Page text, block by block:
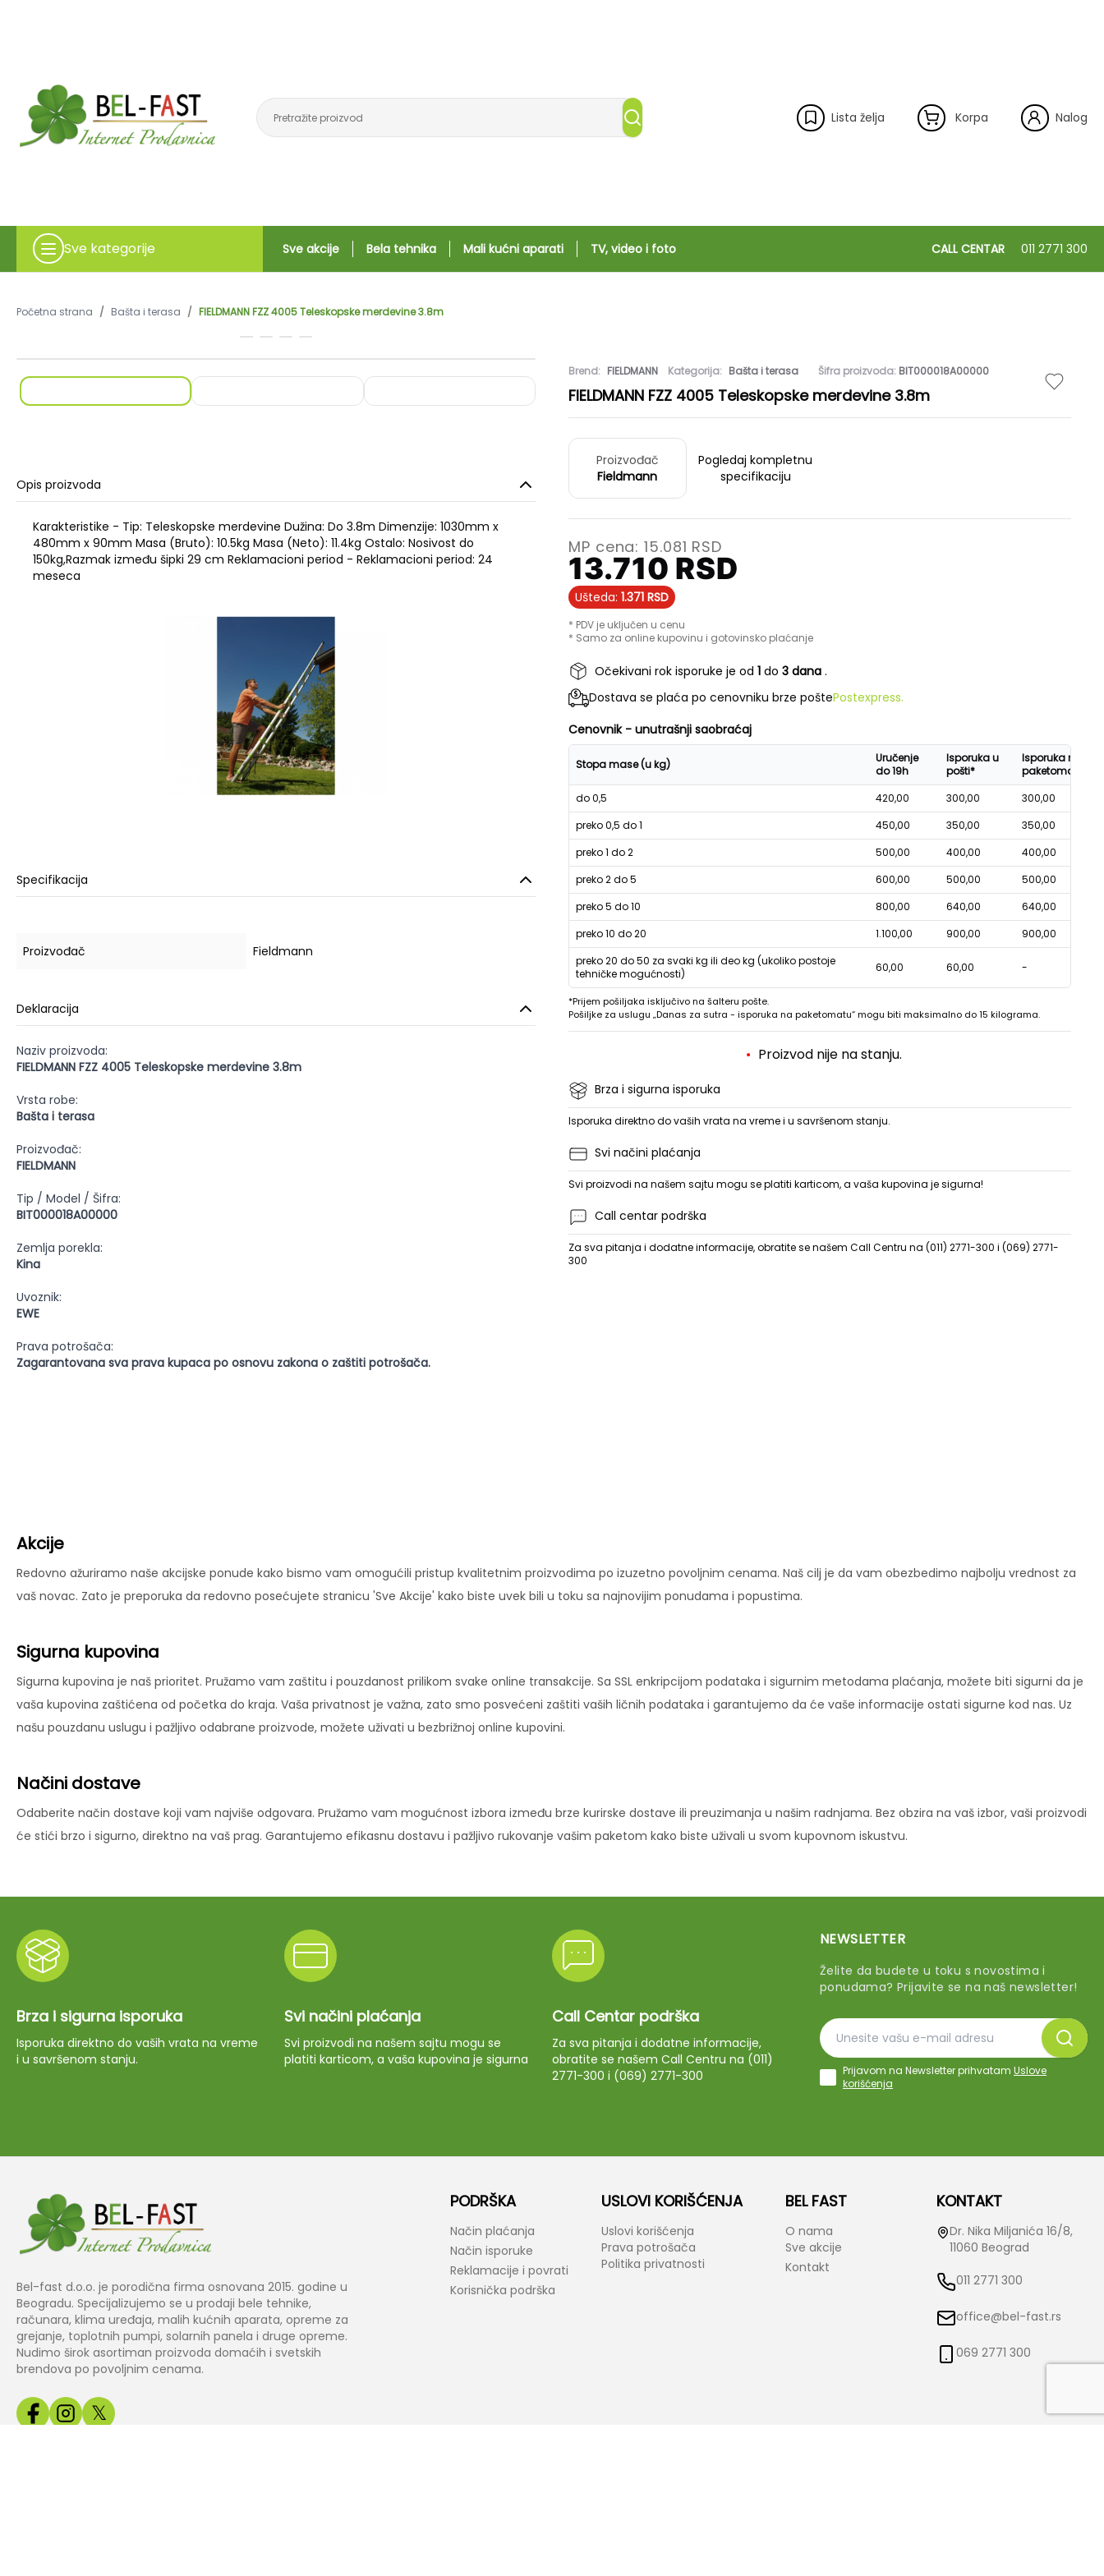
Lista želja Korpa Nalog
Sve kategorije Sve akcije Bela tehnika Mali kućni aparati TV, video i foto CALL CENTAR 011 2771 300
Početna strana / Bašta i terasa / FIELDMANN FZZ 4005 Teleskopske merdevine 3.8m
Opis proizvoda
Karakteristike - Tip: Teleskopske merdevine Dužina: Do 3.8m Dimenzije: 1030mm x
480mm x 90mm Masa (Bruto): 10.5kg Masa (Neto): 11.4kg Ostalo: Nosivost do
150kg,Razmak između šipki 29 cm Reklamacioni period - Reklamacioni period: 24
meseca
Specifikacija
Proizvođač Fieldmann
Deklaracija
Naziv proizvoda:
FIELDMANN FZZ 4005 Teleskopske merdevine 3.8m
Vrsta robe:
Bašta i terasa
Proizvođač:
FIELDMANN
Tip / Model / Šifra:
BIT000018A00000
Zemlja porekla:
Kina
Uvoznik:
EWE
Prava potrošača:
Zagarantovana sva prava kupaca po osnovu zakona o zaštiti potrošača.
Brend: FIELDMANN Kategorija: Bašta i terasa Šifra proizvoda: BIT000018A00000
FIELDMANN FZZ 4005 Teleskopske merdevine 3.8m
Proizvođač
Fieldmann
Pogledaj kompletnu
specifikaciju
MP cena:15.081 RSD
13.710 RSD
Ušteda: 1.371 RSD
* PDV je uključen u cenu
* Samo za online kupovinu i gotovinsko plaćanje
Očekivani rok isporuke je od 1 do 3 dana .
Dostava se plaća po cenovniku brze poštePostexpress.
Cenovnik - unutrašnji saobraćaj
Stopa mase (u kg)
Uručenje
do 19h
Isporuka u
pošti*
Isporuka na
paketomatu*
do 0,5
420,00 300,00
300,00
preko 0,5 do 1
450,00 350,00
350,00
preko 1 do 2
500,00 400,00
400,00
preko 2 do 5
600,00 500,00
500,00
preko 5 do 10
800,00 640,00
640,00
preko 10 do 20
1.100,00 900,00
900,00
preko 20 do 50 za svaki kg ili deo kg (ukoliko postoje
tehničke mogućnosti)
60,00 60,00 -
*Prijem pošiljaka isključivo na šalteru pošte.
Pošiljke za uslugu „Danas za sutra - isporuka na paketomatu“ mogu biti maksimalno do 15 kilograma.
Proizvod nije na stanju.
Brza i sigurna isporuka
Isporuka direktno do vaših vrata na vreme i u savršenom stanju.
Svi načini plaćanja
Svi proizvodi na našem sajtu mogu se platiti karticom, a vaša kupovina je sigurna!
Call centar podrška
Za sva pitanja i dodatne informacije, obratite se našem Call Centru na (011) 2771-300 i (069) 2771-
300
Akcije
Redovno ažuriramo naše akcijske ponude kako bismo vam omogućili pristup kvalitetnim proizvodima po izuzetno povoljnim cenama. Naš cilj je da vam obezbedimo najbolju vrednost za
vaš novac. Zato je preporuka da redovno posećujete stranicu 'Sve Akcije' kako biste uvek bili u toku sa najnovijim ponudama i popustima.
Sigurna kupovina
Sigurna kupovina je naš prioritet. Pružamo vam zaštitu i pouzdanost prilikom svake online transakcije. Sa SSL enkripcijom podataka i sigurnim metodama plaćanja, možete biti sigurni da je
vaša kupovina zaštićena od početka do kraja. Vaša privatnost je važna, zato smo posvećeni zaštiti vaših ličnih podataka i garantujemo da će vaše informacije ostati sigurne kod nas. Uz
našu pouzdanu uslugu i pažljivo odabrane proizvode, možete uživati u bezbrižnoj online kupovini.
Načini dostave
Odaberite način dostave koji vam najviše odgovara. Pružamo vam mogućnost izbora između brze kurirske dostave ili preuzimanja u našim radnjama. Bez obzira na vaš izbor, vaši proizvodi
će stići brzo i sigurno, direktno na vaš prag. Garantujemo efikasnu dostavu i pažljivo rukovanje vašim paketom kako biste uživali u svom kupovnom iskustvu.
Brza i sigurna isporuka
Isporuka direktno do vaših vrata na vreme
i u savršenom stanju.
Svi načini plaćanja
Svi proizvodi na našem sajtu mogu se
platiti karticom, a vaša kupovina je sigurna
Call Centar podrška
Za sva pitanja i dodatne informacije,
obratite se našem Call Centru na (011)
2771-300 i (069) 2771-300
NEWSLETTER
Želite da budete u toku s novostima i
ponudama? Prijavite se na naš newsletter!
Prijavom na Newsletter prihvatam Uslove
korišćenja
Bel-fast d.o.o. je porodična firma osnovana 2015. godine u
Beogradu. Specijalizujemo se u prodaji bele tehnike,
računara, klima uređaja, malih kućnih aparata, opreme za
grejanje, toplotnih pumpi, solarnih panela i druge opreme.
Nudimo širok asortiman proizvoda domaćih i svetskih
brendova po povoljnim cenama.
𝕏
PODRŠKA
Način plaćanja
Način isporuke
Reklamacije i povrati
Korisnička podrška
USLOVI KORIŠĆENJA
Uslovi korišćenja
Prava potrošača
Politika privatnosti
BEL FAST
O nama
Sve akcije
Kontakt
KONTAKT
Dr. Nika Miljanića 16/8,
11060 Beograd
011 2771 300
office@bel-fast.rs
069 2771 300